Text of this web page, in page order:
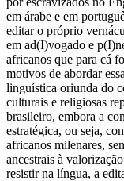
em árabe e em
editar o próprio
em ad(I)vogado e
africanos que para cá
motivos de abordar
linguística oriunda do
culturais e religiosas
brasileiro, embora a
estratégica, ou seja,
africanos milenares,
ancestrais à
resistir na língua, a